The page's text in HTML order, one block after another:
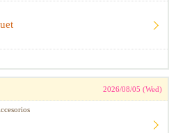
2026/08/05 (Wed)